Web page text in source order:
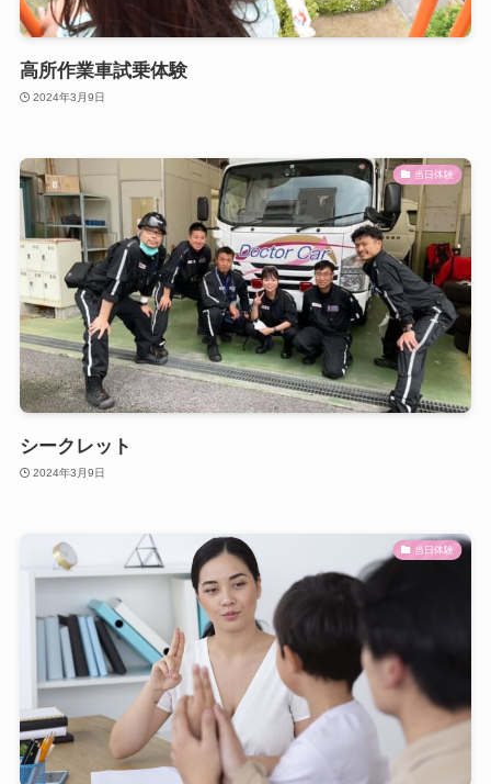
高所作業車試乗体験
2024年3月9日
当日体験
シークレット
2024年3月9日
当日体験